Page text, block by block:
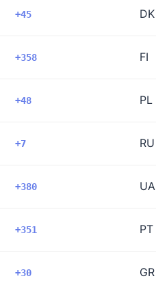
+45 DK
+358 FI
+48 PL
+7 RU
+380 UA
+351 PT
+30 GR